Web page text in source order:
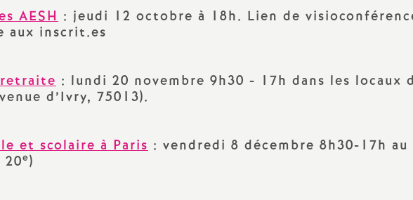
TZR
Action sociale
AESH : jeudi 12 octobre à 18h. Lien de
aux inscrit.es
retraite : lundi 20 novembre 9h30 - 17h dans les locaux
d’Ivry, 75013).
et scolaire à Paris : vendredi 8 décembre 8h30-17h au
20e)